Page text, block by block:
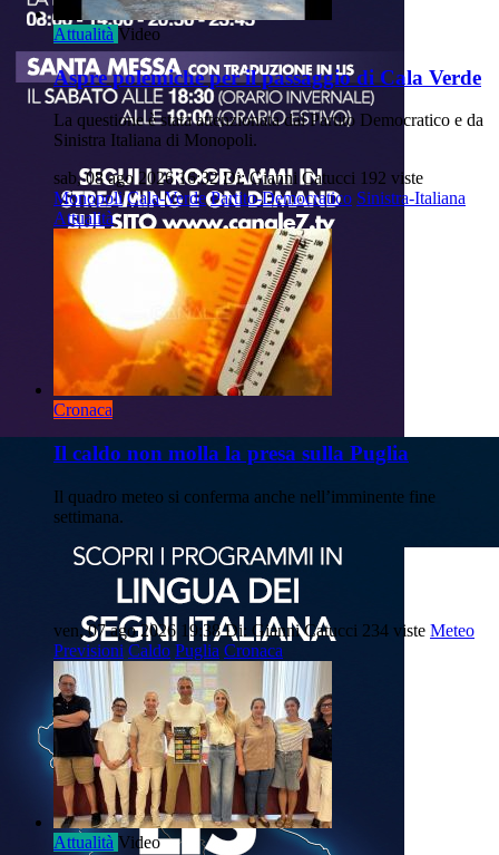
Attualità Video
Aspre polemiche per il passaggio di Cala Verde
La questione è stata attenzionata dal Partito Democratico e da
Sinistra Italiana di Monopoli.
sab, 08 ago 2026 16:32 Di: Gianni Catucci 192 viste
Monopoli Cala-Verde Partito-Democratico Sinistra-Italiana
Attualità
Cronaca
Il caldo non molla la presa sulla Puglia
Il quadro meteo si conferma anche nell’imminente fine
settimana.
ven, 07 ago 2026 19:38 Di: Gianni Catucci 234 viste Meteo
Previsioni Caldo Puglia Cronaca
Attualità Video